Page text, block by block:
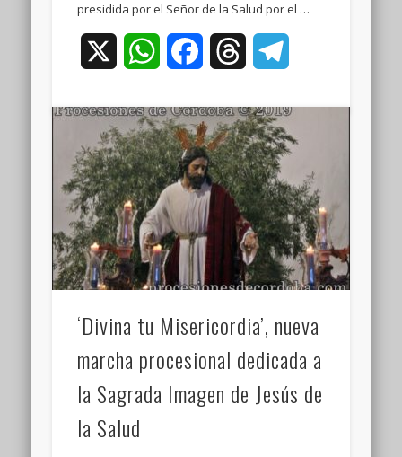
presidida por el Señor de la Salud por el …
WhatsAppFacebookThreads
‘Divina tu Misericordia’, nueva
marcha procesional dedicada a
la Sagrada Imagen de Jesús de
la Salud